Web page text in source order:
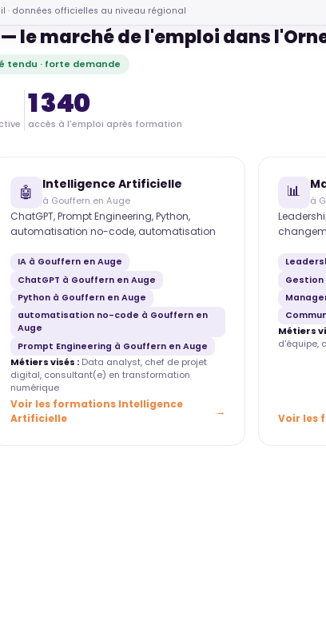
· données officielles au niveau régional
— le marché de l'emploi dans
tendu · forte demande
1 340
accès à l'emploi après formation
🤖 Intelligence Artificielle
à Gouffern en Auge
ChatGPT, Prompt Engineering, Python,
automatisation no-code, automatisation
IA à Gouffern en Auge
ChatGPT à Gouffern en Auge
Python à Gouffern en Auge
automatisation no-code à Gouffern en
Auge
Prompt Engineering à Gouffern en Auge
Métiers visés : Data analyst, chef de projet
digital, consultant(e) en transformation
numérique
Voir les formations Intelligence
Artificielle
📊 à
Gestion
Métiers
d'équipe,
Voir les